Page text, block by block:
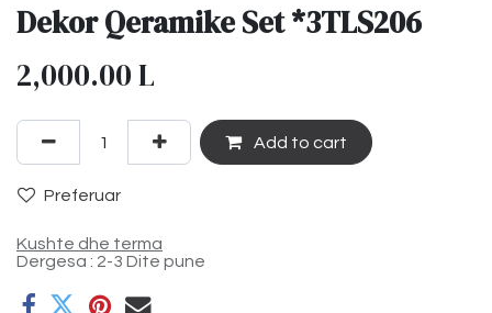
Dekor Qeramike Set *3TLS206
2,000.00L
Add to cart
Preferuar
Kushte dhe terma
Dergesa : 2-3 Dite pune